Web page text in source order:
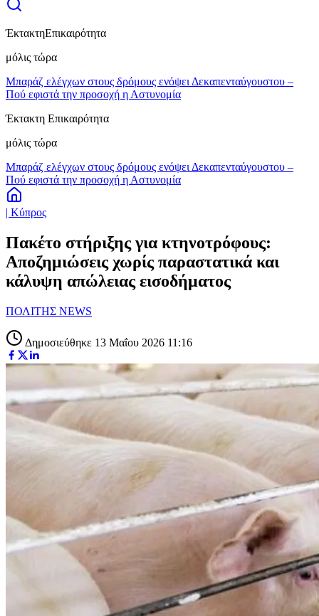
ΈκτακτηΕπικαιρότητα
μόλις τώρα
Μπαράζ ελέγχων στους δρόμους ενόψει Δεκαπενταύγουστου –
Πού εφιστά την προσοχή η Αστυνομία
Έκτακτη Επικαιρότητα
μόλις τώρα
Μπαράζ ελέγχων στους δρόμους ενόψει Δεκαπενταύγουστου –
Πού εφιστά την προσοχή η Αστυνομία
| Κύπρος
Πακέτο στήριξης για κτηνοτρόφους:
Αποζημιώσεις χωρίς παραστατικά και
κάλυψη απώλειας εισοδήματος
ΠΟΛΙΤΗΣ NEWS
Δημοσιεύθηκε 13 Μαΐου 2026 11:16